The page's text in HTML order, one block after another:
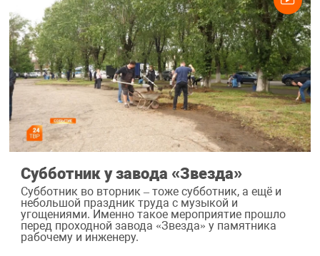
Субботник у завода «Звезда»
Субботник во вторник – тоже субботник, а ещё и
небольшой праздник труда с музыкой и
угощениями. Именно такое мероприятие прошло
перед проходной завода «Звезда» у памятника
рабочему и инженеру.